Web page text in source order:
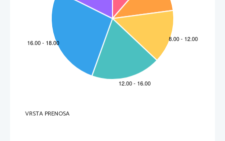
B       V  milimetrih.
         1
U
enci so s programom ciciCAD risali predme t v pravokotni projekci
ji. Za vnos podatkov
so uporabljali tipkovnico in miško, narisano ri
sbo pa so opazovali na
zaslonu. Med katere
enote ra
amo zaslon?
Obkroži
rko pred pravilnim odgovorom.
A       Vhodne  enote.
B       Procesna  enota.
C       Pomnilne  enote.
VRSTA PRENOSA